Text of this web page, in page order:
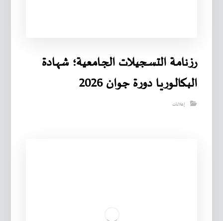
رزنامـة التسـجيـلات الجـامعية؛ شهـادة
البـكالـوريـا دورة جوان 2026
إعلانات